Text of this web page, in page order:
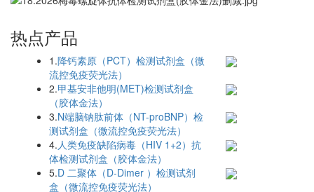
热点产品
1.降钙素原（PCT）检测试剂盒（微
流控免疫荧光法）
2.甲基安非他明(MET)检测试剂盒
（胶体金法）
3.N端脑钠肽前体（NT-proBNP）检
测试剂盒（微流控免疫荧光法）
4. 人类免疫缺陷病毒（HIV 1+2）抗
体检测试剂盒（胶体金法）
5.D 二聚体（D-Dimer ）检测试剂
盒（微流控免疫荧光法）